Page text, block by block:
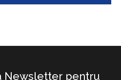
Newsletter pentru